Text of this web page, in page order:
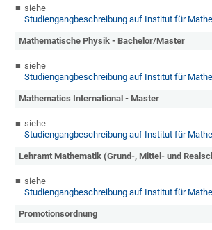
siehe
Studiengangbeschreibung auf Institut für
Mathematische Physik - Bachelor/Master
siehe
Studiengangbeschreibung auf Institut für
Mathematics International - Master
siehe
Studiengangbeschreibung auf Institut für
Lehramt Mathematik (Grund-, Mittel- und
siehe
Studiengangbeschreibung auf Institut für
Promotionsordnung